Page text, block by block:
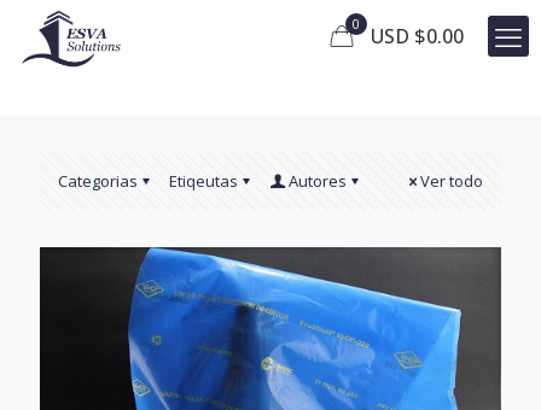
0 USD $0.00
Categorias Etiqeutas Autores Ver todo